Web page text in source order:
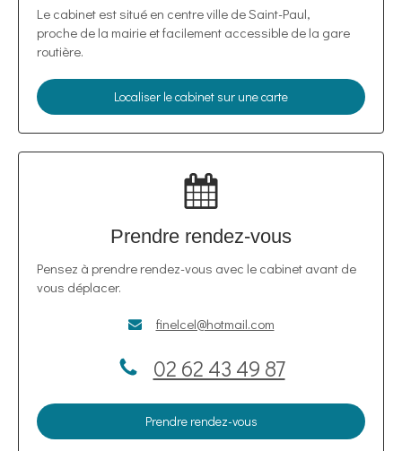
Le cabinet est situé en centre ville de Saint-Paul,
proche de la mairie et facilement accessible de la gare
routière.
Localiser le cabinet sur une carte
Prendre rendez-vous
Pensez à prendre rendez-vous avec le cabinet avant de
vous déplacer.
finelcel@hotmail.com
02 62 43 49 87
Prendre rendez-vous